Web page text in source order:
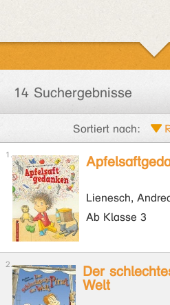
14 Suchergebnisse
Sortiert nach:
Lienesch,
Ab Klasse 3
Der
Welt